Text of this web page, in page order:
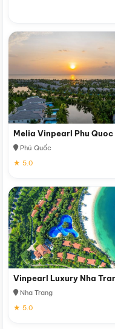
Melia Vinpearl Phu Quoc
Phú Quốc
★ 5.0
Vinpearl Luxury Nha
Nha Trang
★ 5.0